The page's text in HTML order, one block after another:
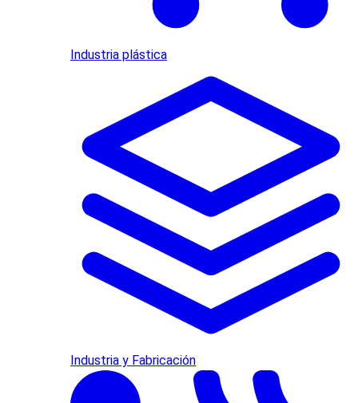
Industria plástica
Industria y Fabricación